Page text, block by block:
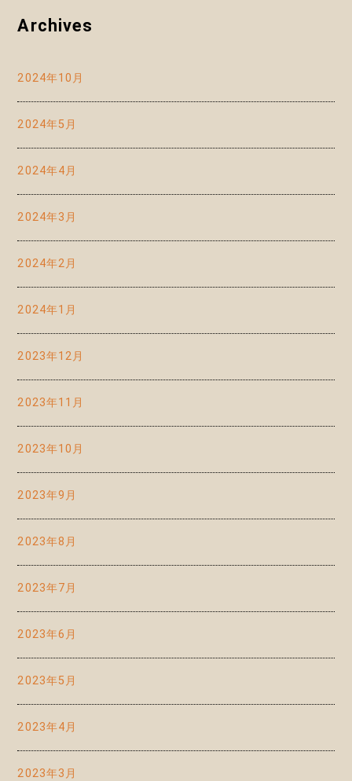
Archives
2024年10月
2024年5月
2024年4月
2024年3月
2024年2月
2024年1月
2023年12月
2023年11月
2023年10月
2023年9月
2023年8月
2023年7月
2023年6月
2023年5月
2023年4月
2023年3月